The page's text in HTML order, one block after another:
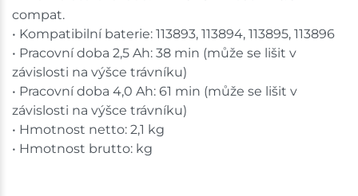
compat.
• Kompatibilní baterie: 113893, 113894, 113895, 113896
• Pracovní doba 2,5 Ah: 38 min (může se lišit v
závislosti na výšce trávníku)
• Pracovní doba 4,0 Ah: 61 min (může se lišit v
závislosti na výšce trávníku)
• Hmotnost netto: 2,1 kg
• Hmotnost brutto: kg